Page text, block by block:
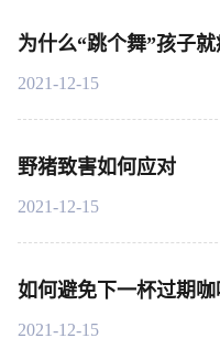
为什么“跳个舞”孩子
2021-12-15
野猪致害如何应对
2021-12-15
如何避免下一杯过期咖
2021-12-15